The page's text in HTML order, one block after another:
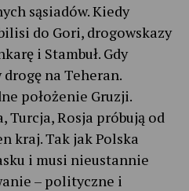
sąsiadów. Kiedy
do Gori, drogowskazy
i Stambuł. Gdy
drogę na Teheran.
położenie Gruzji.
Turcja, Rosja próbują od
kraj. Tak jak Polska
i musi nieustannie
– polityczne i